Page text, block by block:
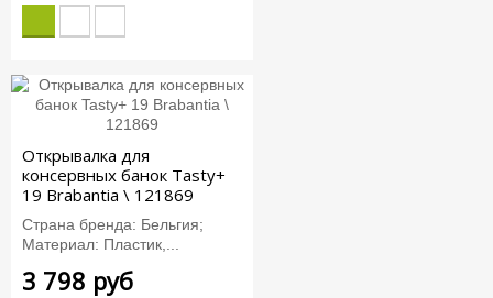
Открывалка для
консервных банок Tasty+
19 Brabantia \ 121869
Страна бренда: Бельгия;
Материал: Пластик,...
3 798 руб